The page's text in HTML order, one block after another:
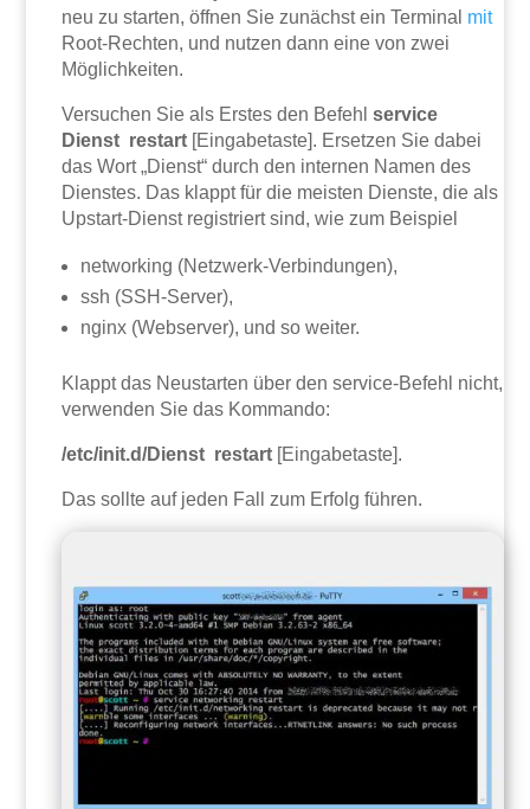
neu zu starten, öffnen Sie zunächst ein Terminal mit
Root-Rechten, und nutzen dann eine von zwei
Möglichkeiten.
Versuchen Sie als Erstes den Befehlservice
Dienst restart [Eingabetaste]. Ersetzen Sie dabei
das Wort „Dienst“ durch den internen Namen des
Dienstes. Das klappt für die meisten Dienste, die als
Upstart-Dienst registriert sind, wie zum Beispiel
networking (Netzwerk-Verbindungen),
ssh (SSH-Server),
nginx (Webserver), und so weiter.
Klappt das Neustarten über den service-Befehl nicht,
verwenden Sie das Kommando:
/etc/init.d/Dienst restart [Eingabetaste].
Das sollte auf jeden Fall zum Erfolg führen.